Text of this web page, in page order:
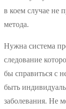
в коем случае не
метода.
Нужна система
следование
бы справиться с
быть
заболевания. Не